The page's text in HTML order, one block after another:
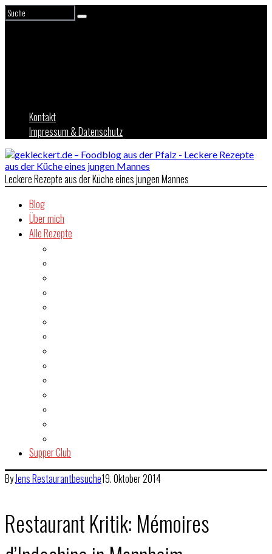
Kontakt
Impressum & Datenschutz
Leckere Rezepte aus der Küche eines jungen Mannes
Blog
Über mich
Alle Rezepte
Supper Club
ByJensRestaurantbesuche19. Oktober 2014
Restaurant Kritik: Mémoires